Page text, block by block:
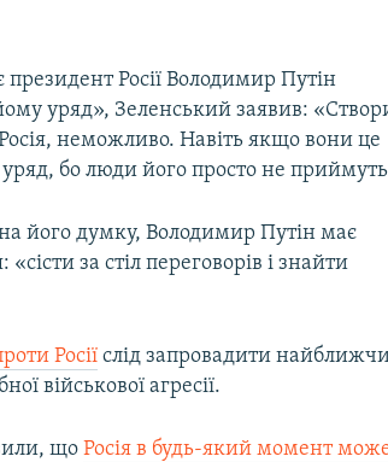
Росії Володимир Путін
уряд», Зеленський заявив:
неможливо. Навіть якщо вони це
бо люди його просто не
його думку, Володимир Путін має
за стіл переговорів і знайти
Росії слід запровадити
військової агресії.
щоРосія в будь-який момент